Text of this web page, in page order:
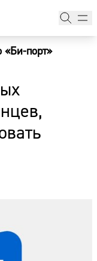
«Би-порт»